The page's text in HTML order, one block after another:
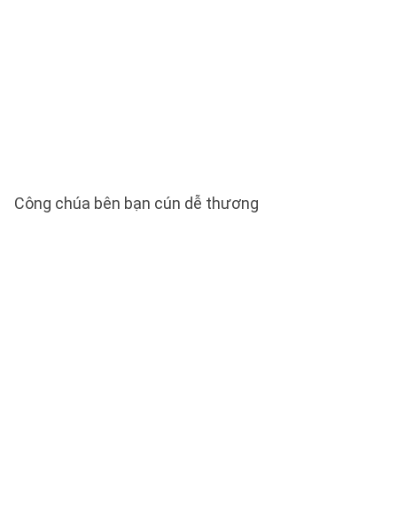
Công chúa bên bạn cún dễ thương